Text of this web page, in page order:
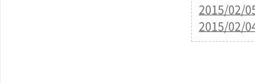
2015/02/
2015/02/